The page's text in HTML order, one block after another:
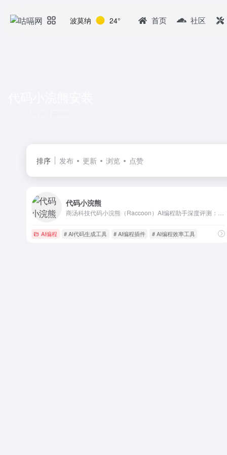
波莫纳 24° 首页 社区
排序 发布 更新 浏览 点赞
代码小浣熊
AI编程 # AI代码生成工具 # AI编程插件 # AI编程效率工具